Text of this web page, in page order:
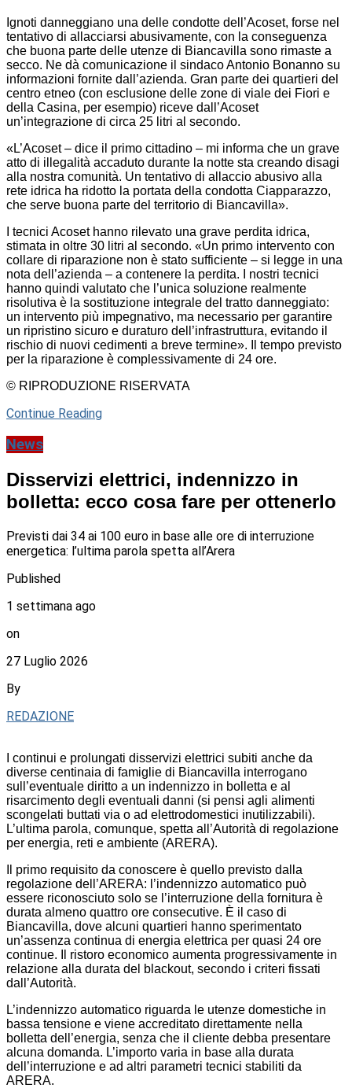
Ignoti danneggiano una delle condotte dell’Acoset, forse nel
tentativo di allacciarsi abusivamente, con la conseguenza
che buona parte delle utenze di Biancavilla sono rimaste a
secco. Ne dà comunicazione il sindaco Antonio Bonanno su
informazioni fornite dall’azienda. Gran parte dei quartieri del
centro etneo (con esclusione delle zone di viale dei Fiori e
della Casina, per esempio) riceve dall’Acoset
un’integrazione di circa 25 litri al secondo.
«L’Acoset – dice il primo cittadino – mi informa che un grave
atto di illegalità accaduto durante la notte sta creando disagi
alla nostra comunità. Un tentativo di allaccio abusivo alla
rete idrica ha ridotto la portata della condotta Ciapparazzo,
che serve buona parte del territorio di Biancavilla».
I tecnici Acoset hanno rilevato una grave perdita idrica,
stimata in oltre 30 litri al secondo. «Un primo intervento con
collare di riparazione non è stato sufficiente – si legge in una
nota dell’azienda – a contenere la perdita. I nostri tecnici
hanno quindi valutato che l’unica soluzione realmente
risolutiva è la sostituzione integrale del tratto danneggiato:
un intervento più impegnativo, ma necessario per garantire
un ripristino sicuro e duraturo dell’infrastruttura, evitando il
rischio di nuovi cedimenti a breve termine». Il tempo previsto
per la riparazione è complessivamente di 24 ore.
© RIPRODUZIONE RISERVATA
Continue Reading
News
Disservizi elettrici, indennizzo in
bolletta: ecco cosa fare per ottenerlo
Previsti dai 34 ai 100 euro in base alle ore di interruzione
energetica: l’ultima parola spetta all’Arera
Published
1 settimana ago
on
27 Luglio 2026
By
REDAZIONE
I continui e prolungati disservizi elettrici subiti anche da
diverse centinaia di famiglie di Biancavilla interrogano
sull’eventuale diritto a un indennizzo in bolletta e al
risarcimento degli eventuali danni (si pensi agli alimenti
scongelati buttati via o ad elettrodomestici inutilizzabili).
L’ultima parola, comunque, spetta all’Autorità di regolazione
per energia, reti e ambiente (ARERA).
Il primo requisito da conoscere è quello previsto dalla
regolazione dell’ARERA: l’indennizzo automatico può
essere riconosciuto solo se l’interruzione della fornitura è
durata almeno quattro ore consecutive. È il caso di
Biancavilla, dove alcuni quartieri hanno sperimentato
un’assenza continua di energia elettrica per quasi 24 ore
continue. Il ristoro economico aumenta progressivamente in
relazione alla durata del blackout, secondo i criteri fissati
dall’Autorità.
L’indennizzo automatico riguarda le utenze domestiche in
bassa tensione e viene accreditato direttamente nella
bolletta dell’energia, senza che il cliente debba presentare
alcuna domanda. L’importo varia in base alla durata
dell’interruzione e ad altri parametri tecnici stabiliti da
ARERA.